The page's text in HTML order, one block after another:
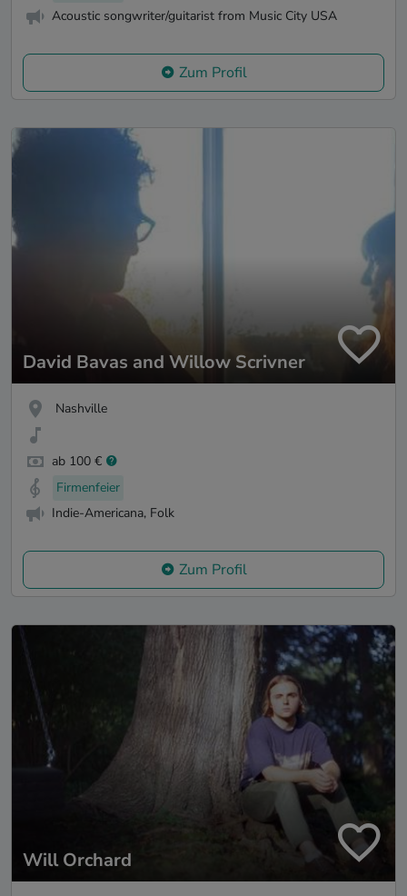
Acoustic songwriter/guitarist from Music City USA
Zum Profil
David Bavas and Willow Scrivner
Nashville
ab 100 €
Firmenfeier
Indie-Americana, Folk
Zum Profil
Will Orchard